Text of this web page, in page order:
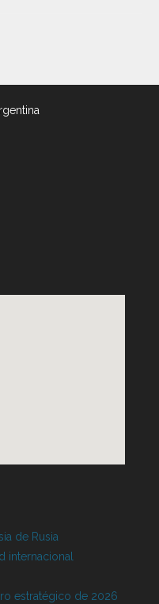
de Rusia
internacional
estratégico de 2026